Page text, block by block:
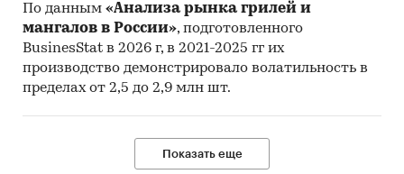
деятельности в области
дополнительного
образования детей и
взрослых в РФ, к 2031 году
организаций отрасли может
достигнуть29,56 лрд.
рублейв год.
По данным «Анализа рынка грилей и
мангалов в России», подготовленного
BusinesStat в 2026 г, в 2021-2025 гг их
производство демонстрировало волатильность в
пределах от 2,5 до 2,9 млн шт.
Показать еще